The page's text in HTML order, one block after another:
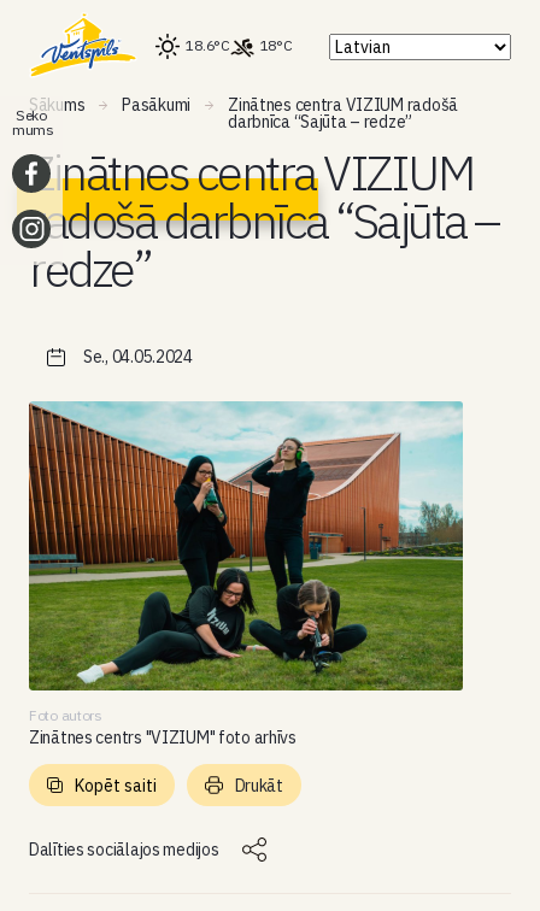
18.6°C 18°C
Sākums Pasākumi Zinātnes centra VIZIUM radošā
darbnīca “Sajūta – redze”
Zinātnes centra VIZIUM
radošā darbnīca “Sajūta –
redze”
Se., 04.05.2024
Foto autors
Zinātnes centrs "VIZIUM" foto arhīvs
Dalīties sociālajos medijos
Kopēt saiti Drukāt
Seko
mums